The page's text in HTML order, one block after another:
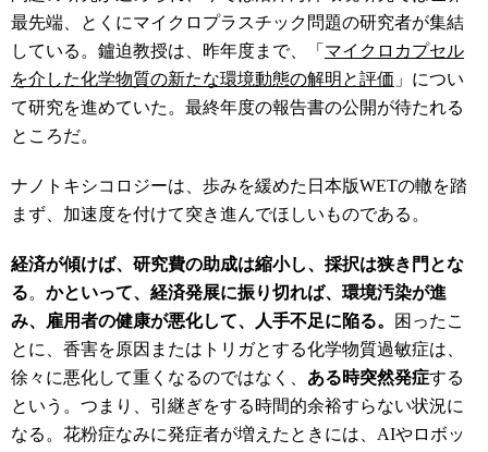
最先端、とくにマイクロプラスチック問題の研究者が集結
している。鑪迫教授は、昨年度まで、「 マイクロカプセル
を介した化学物質の新たな環境動態の解明と評価 」につい
て研究を進めていた。最終年度の報告書の公開が待たれる
ところだ。
ナノトキシコロジーは、歩みを緩めた日本版WETの轍を踏
まず、加速度を付けて突き進んでほしいものである。
経済が傾けば、研究費の助成は縮小し、採択は狭き門とな
る。 かといって、 経済発展に振り切れば、環境汚染が進
み、雇用者の健康が悪化して、人手不足に陥る。
困ったこ
とに、香害を原因またはトリガとする化学物質過敏症は、
徐々に悪化して重くなるのではなく、 ある時突然発症する
という。つまり、引継ぎをする時間的余裕すらない状況に
なる。花粉症なみに発症者が増えたときには、AIやロボッ